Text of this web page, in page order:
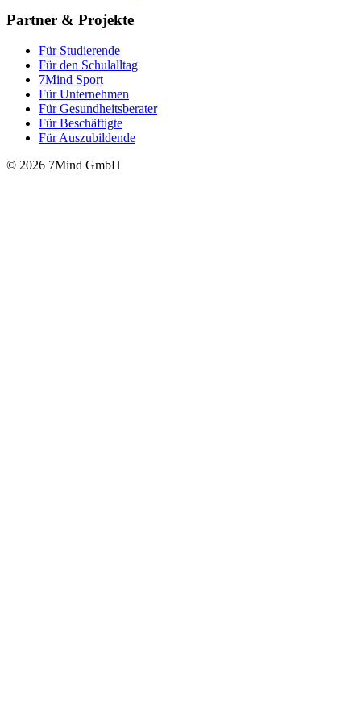
Partner & Projekte
Für Stu­die­rende
Für den Schulalltag
7Mind Sport
Für Unter­neh­men
Für Gesund­heits­be­ra­ter
Für Beschäftigte
Für Auszubildende
© 2026 7Mind GmbH